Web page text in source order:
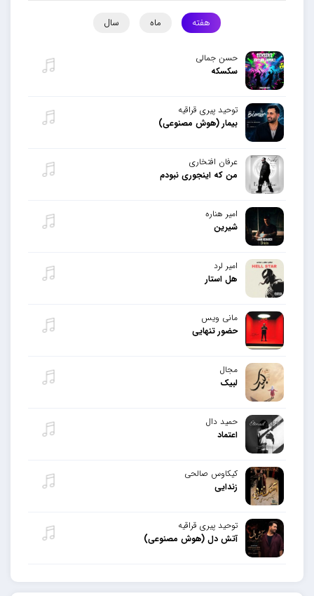
هفته ماه سال
حسن جمالی
سکسکه
توحید پیری قراقیه
بیمار (هوش مصنوعی)
عرفان افتخاری
من که اینجوری نبودم
امیر هناره
شیرین
امیر لرد
هل استار
مانی ویس
حضور تنهایی
مجال
لبیک
حمید دال
اعتماد
کیکاوس صالحی
زندایی
توحید پیری قراقیه
آتش دل (هوش مصنوعی)